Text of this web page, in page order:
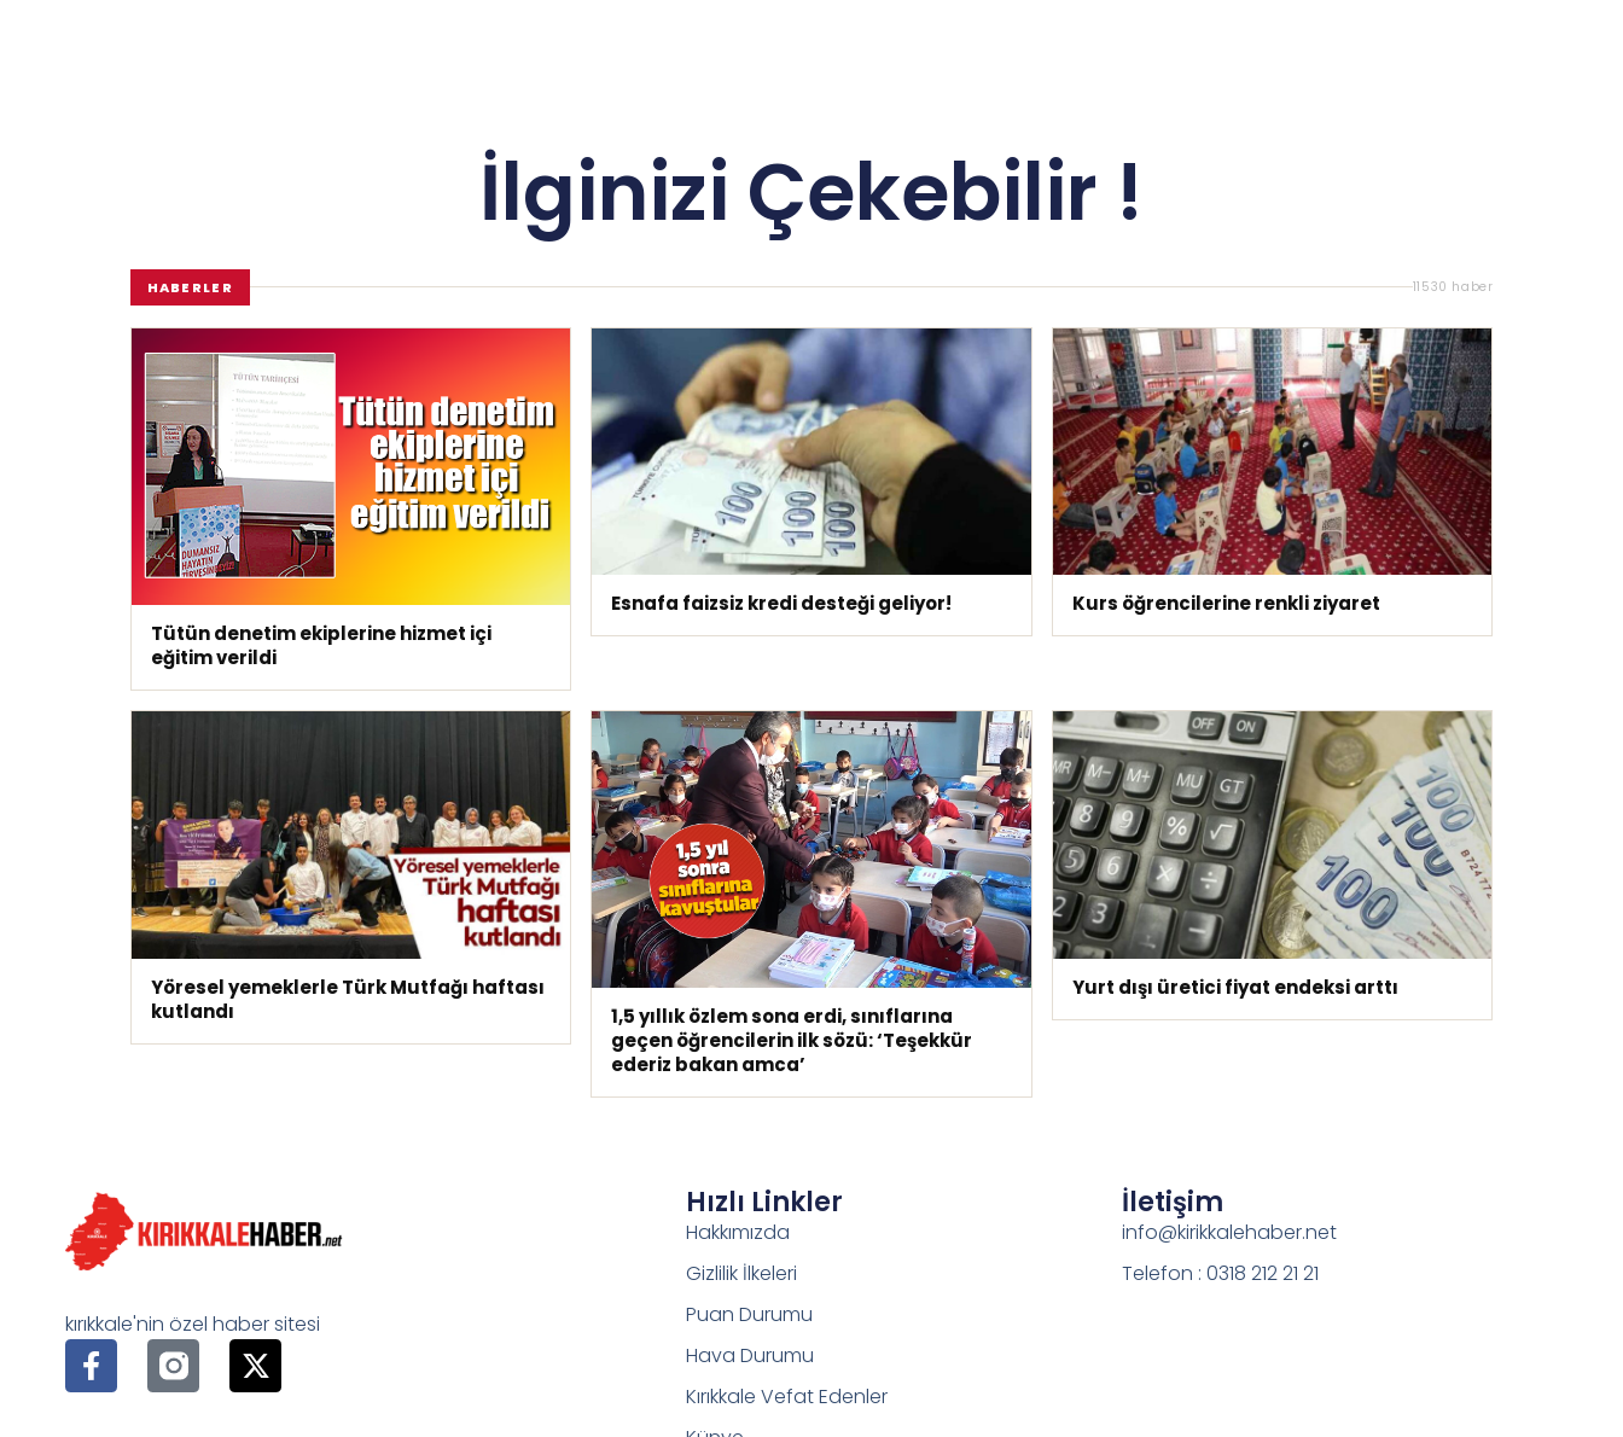
İlginizi Çekebilir !
HABERLER 11530 haber
Tütün denetim ekiplerine hizmet içi
eğitim verildi
Esnafa faizsiz kredi desteği geliyor! Kurs öğrencilerine renkli ziyaret
Yöresel yemeklerle Türk Mutfağı haftası
kutlandı
1,5 yıllık özlem sona erdi, sınıflarına
geçen öğrencilerin ilk sözü: ‘Teşekkür
ederiz bakan amca’
Yurt dışı üretici fiyat endeksi arttı
kırıkkale'nin özel haber sitesi
Hızlı Linkler
Hakkımızda
Gizlilik İlkeleri
Puan Durumu
Hava Durumu
Kırıkkale Vefat Edenler
İletişim
info@kirikkalehaber.net
Telefon : 0318 212 21 21